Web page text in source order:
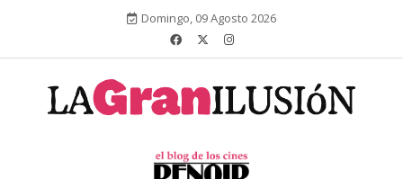
Domingo, 09 Agosto 2026